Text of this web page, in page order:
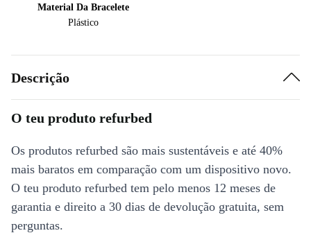
Material Da Bracelete
Plástico
Descrição
O teu produto refurbed
Os produtos refurbed são mais sustentáveis e até 40%
mais baratos em comparação com um dispositivo novo.
O teu produto refurbed tem pelo menos 12 meses de
garantia e direito a 30 dias de devolução gratuita, sem
perguntas.